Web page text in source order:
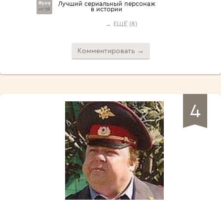
#509
из 738
Лучший сериальный персонаж
в истории
→ ЕЩЁ (8)
Комментировать →
4